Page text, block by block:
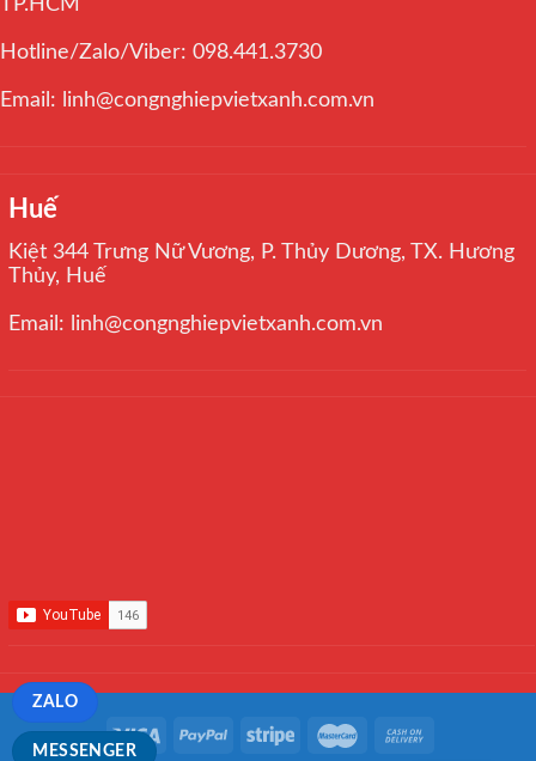
TP.HCM
Hotline/Zalo/Viber: 098.441.3730
Email: linh@congnghiepvietxanh.com.vn
Huế
Kiệt 344 Trưng Nữ Vương, P. Thủy Dương, TX. Hương
Thủy, Huế
Email: linh@congnghiepvietxanh.com.vn
MESSENGER
ZALO